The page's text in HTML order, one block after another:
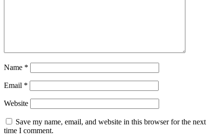
Name *
Email *
Website
Save my name, email, and website in this browser for the next
time I comment.